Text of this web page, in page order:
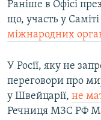
Раніше в Офісі
що, участь у
міжнародних
У Росії, яку не
переговори про
у Швейцарії, не
Речниця МЗС РФ